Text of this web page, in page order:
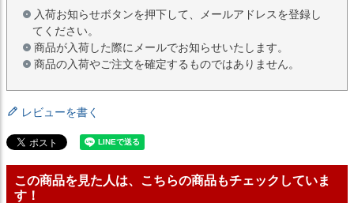
入荷お知らせボタンを押下して、メールアドレスを登録し
てください。
商品が入荷した際にメールでお知らせいたします。
商品の入荷やご注文を確定するものではありません。
レビューを書く
この商品を見た人は、こちらの商品もチェックしていま
す！